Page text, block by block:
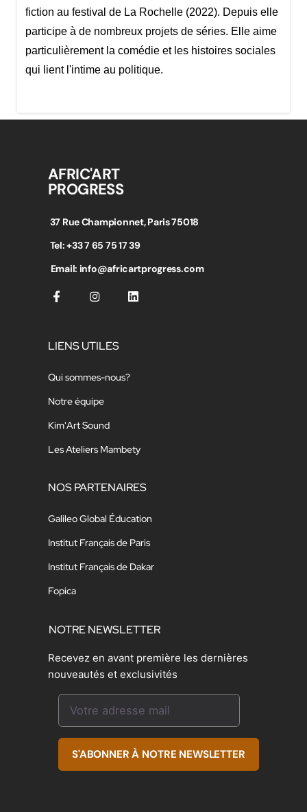
fiction au festival de La Rochelle (2022). Depuis elle
participe à de nombreux projets de séries. Elle aime
particulièrement la comédie et les histoires sociales
qui lient l'intime au politique.
AFRIC'ART
PROGRESS
37 Rue Championnet, Paris 75018
Tel: +33 7 65 75 17 39
Email: info@africartprogress.com
LIENS UTILES
Qui sommes-nous?
Notre équipe
Kim'Art Sound
Les Ateliers Mambety
NOS PARTENAIRES
Galileo Global Éducation
Institut Français de Paris
Institut Français de Dakar
Fopica
NOTRE NEWSLETTER
Recevez en avant première les dernières
nouveautés et exclusivités